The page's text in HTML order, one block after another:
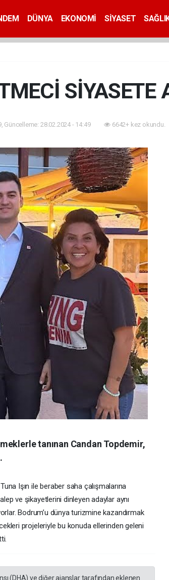
DÜNYA EKONOMİ SİYASET
SİYASETE
Güncelleme: 28.02.2024 - 14:49 6642+ kez okundu.
tanınan Candan Topdemir,
Işın ile beraber saha çalışmalarına
ve şikayetlerini dinleyen adaylar aynı
Bodrum’u dünya turizmine kazandırmak
projeleriyle bu konuda ellerinden geleni
(DHA) ve diğer ajanslar tarafından eklenen